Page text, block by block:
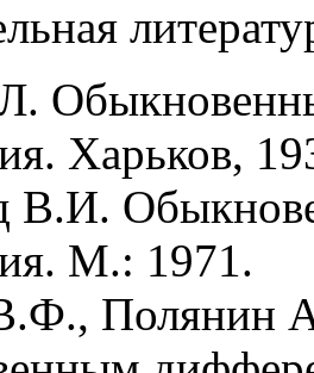
Харьков,
В.И.
М.: 1971.
Полянин